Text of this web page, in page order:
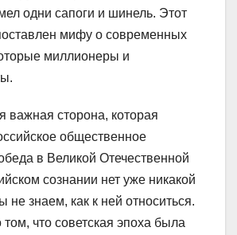
одни сапоги и шинель. Этот
мифу о современных
миллионеры и
важная сторона, которая
общественное
в Великой Отечественной
сознании нет уже никакой
знаем, как к ней относиться.
что советская эпоха была